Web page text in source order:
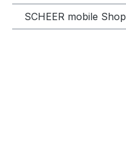
SCHEER mobile Shop